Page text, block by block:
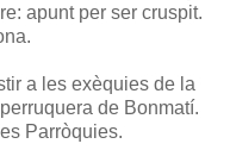
apunt per ser cruspit.
a les exèquies de la
de Bonmatí.
Parròquies.